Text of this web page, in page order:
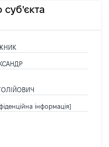
суб'єкта
інформація]